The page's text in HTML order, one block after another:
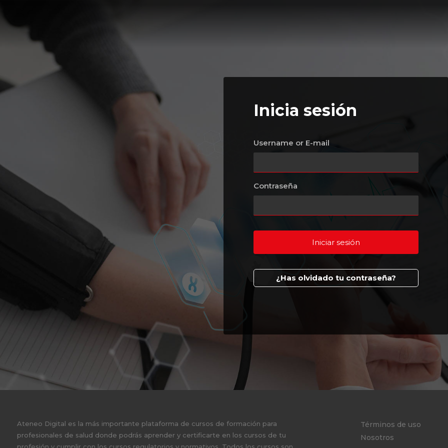
Inicia sesión
Username or E-mail
Contraseña
¿Has olvidado tu contraseña?
Ateneo Digital es la más importante plataforma de cursos de formación para
profesionales de salud donde podrás aprender y certificarte en los cursos de tu
Términos de uso
Nosotros